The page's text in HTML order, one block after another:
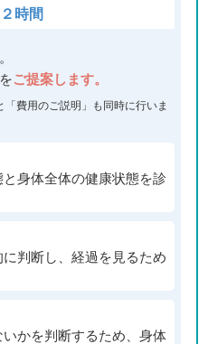
時間
ご提案します。
費用のご説明」も同時に行いま
身体全体の健康状態を診
判断し、経過を見るため
かを判断するため、身体